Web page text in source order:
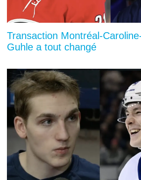
Transaction Montréal-
Guhle a tout changé